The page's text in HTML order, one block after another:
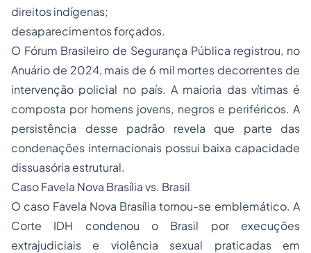
direitos indígenas;
desaparecimentos forçados.
O Fórum Brasileiro de Segurança Pública registrou, no
Anuário de 2024, mais de 6 mil mortes decorrentes de
intervenção policial no país. A maioria das vítimas é
composta por homens jovens, negros e periféricos. A
persistência desse padrão revela que parte das
condenações internacionais possui baixa capacidade
dissuasória estrutural.
Caso Favela Nova Brasília vs. Brasil
O caso Favela Nova Brasília tornou-se emblemático. A
Corte IDH condenou o Brasil por execuções
extrajudiciais e violência sexual praticadas em